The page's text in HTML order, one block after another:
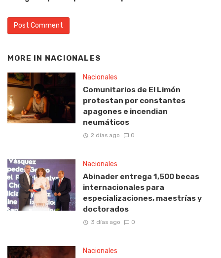
MORE IN NACIONALES
Nacionales
Comunitarios de El Limón
protestan por constantes
apagones e incendian
neumáticos
2 días ago 0
Nacionales
Abinader entrega 1,500 becas
internacionales para
especializaciones, maestrías y
doctorados
3 días ago 0
Nacionales